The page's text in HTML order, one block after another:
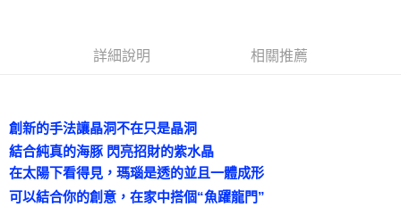
賣家宅配幫您送（台灣）
每筆NT$80，滿NT$3,000(含以上)免運費
郵局幫你送（離島）
詳細說明 相關推薦
創新的手法讓晶洞不在只是晶洞
結合純真的海豚 閃亮招財的紫水晶
在太陽下看得見，瑪瑙是透的並且一體成形
可以結合你的創意，在家中搭個“魚躍龍門”